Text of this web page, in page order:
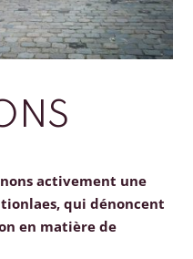
activement une
qui dénoncent
en matière de